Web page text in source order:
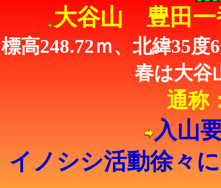
大谷山 豊田一
標高248.72ｍ、北緯35
春は大谷
通称
入山
イノシシ活動徐々